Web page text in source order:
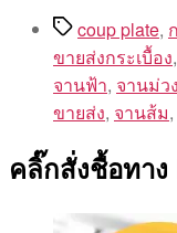
Tagscoup plate,
ขายส่งกระเบื้อง,
จานฟ้า, จานม่วง
ขายส่ง, จานส้ม,
คลิ๊กสั่งชื้อทา